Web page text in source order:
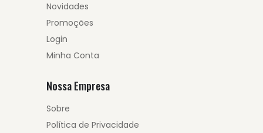
Novidades
Promoções
Login
Minha Conta
Nossa Empresa
Sobre
Política de Privacidade